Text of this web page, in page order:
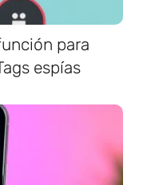
para
espías